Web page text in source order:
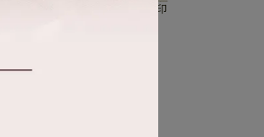
【金色山脈-藍】100%黃金匹馬棉,印